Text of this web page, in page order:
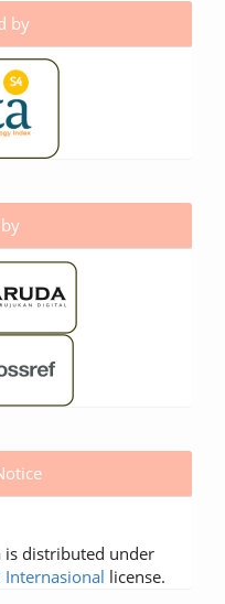
by
is distributed under
Internasional license.